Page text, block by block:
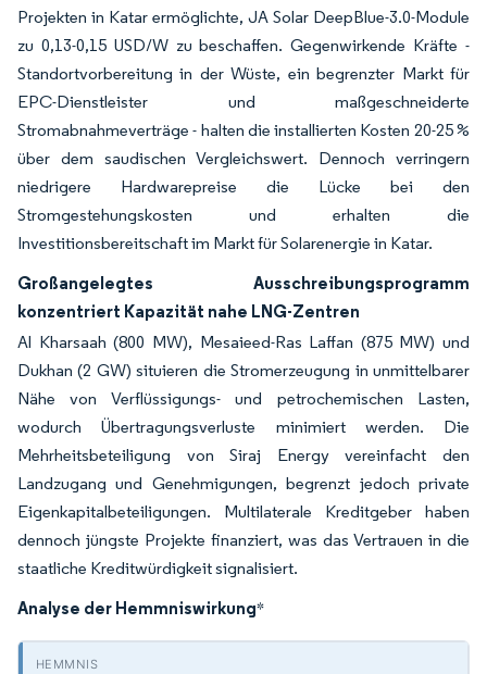
Projekten in Katar ermöglichte, JA Solar DeepBlue-3.0-Module
zu 0,13-0,15 USD/W zu beschaffen. Gegenwirkende Kräfte -
Standortvorbereitung in der Wüste, ein begrenzter Markt für
EPC-Dienstleister und maßgeschneiderte
Stromabnahmeverträge - halten die installierten Kosten 20-25 %
über dem saudischen Vergleichswert. Dennoch verringern
niedrigere Hardwarepreise die Lücke bei den
Stromgestehungskosten und erhalten die
Investitionsbereitschaft im Markt für Solarenergie in Katar.
Großangelegtes Ausschreibungsprogramm
konzentriert Kapazität nahe LNG-Zentren
Al Kharsaah (800 MW), Mesaieed-Ras Laffan (875 MW) und
Dukhan (2 GW) situieren die Stromerzeugung in unmittelbarer
Nähe von Verflüssigungs- und petrochemischen Lasten,
wodurch Übertragungsverluste minimiert werden. Die
Mehrheitsbeteiligung von Siraj Energy vereinfacht den
Landzugang und Genehmigungen, begrenzt jedoch private
Eigenkapitalbeteiligungen. Multilaterale Kreditgeber haben
dennoch jüngste Projekte finanziert, was das Vertrauen in die
staatliche Kreditwürdigkeit signalisiert.
Analyse der Hemmniswirkung*